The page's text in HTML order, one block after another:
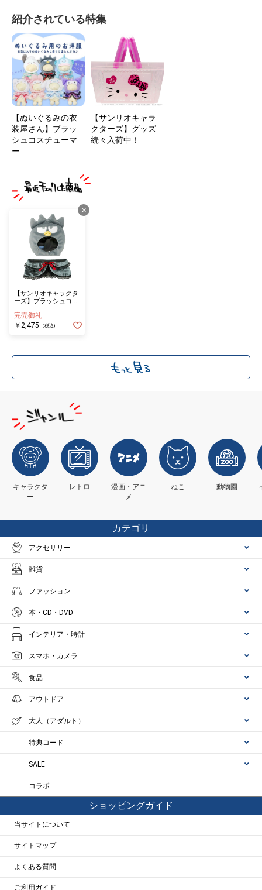
紹介されている特集
【ぬいぐるみの衣
装屋さん】プラッ
シュコスチューマ
ー
【サンリオキャラ
クターズ】グッズ
続々入荷中！
×
【サンリオキャラクタ
ーズ】プラッシュコス
プ バッドばつ丸 Lサイ
ズ
完売御礼
￥2,475
(税込)
キャラクタ
ー
レトロ
漫画・アニ
メ
ねこ 動物園
カテゴリ
アクセサリー
雑貨
ファッション
本・CD・DVD
インテリア・時計
スマホ・カメラ
食品
アウトドア
大人（アダルト）
特典コード
SALE
コラボ
ショッピングガイド
当サイトについて
サイトマップ
よくある質問
ご利用ガイド